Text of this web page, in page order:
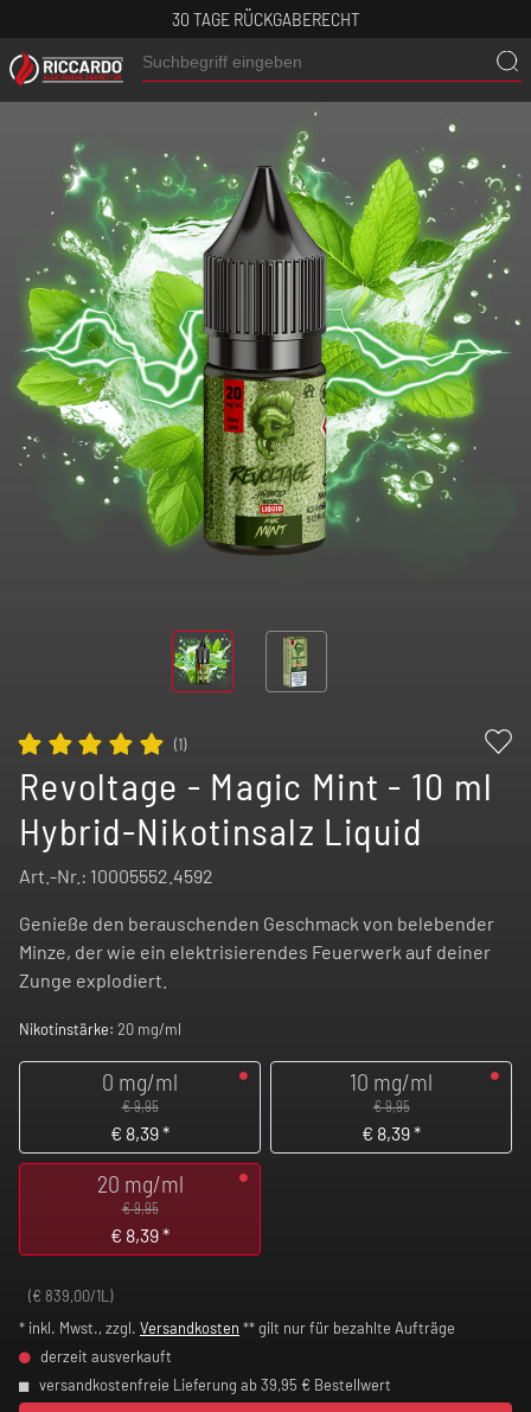
30 TAGE RÜCKGABERECHT
(1)
Revoltage - Magic Mint - 10 ml
Hybrid-Nikotinsalz Liquid
Art.-Nr.: 10005552.4592
Genieße den berauschenden Geschmack von belebender
Minze, der wie ein elektrisierendes Feuerwerk auf deiner
Zunge explodiert.
Nikotinstärke: 20 mg/ml
0 mg/ml
€ 9,95
€ 8,39*
10 mg/ml
€ 9,95
€ 8,39*
20 mg/ml
€ 9,95
€ 8,39*
(€ 839,00/1L)
* inkl. Mwst., zzgl. Versandkosten ** gilt nur für bezahlte Aufträge
derzeit ausverkauft
versandkostenfreie Lieferung ab 39,95 € Bestellwert